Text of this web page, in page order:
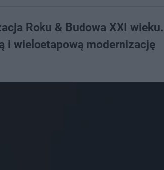
Roku & Budowa XXI
i wieloetapową modernizację